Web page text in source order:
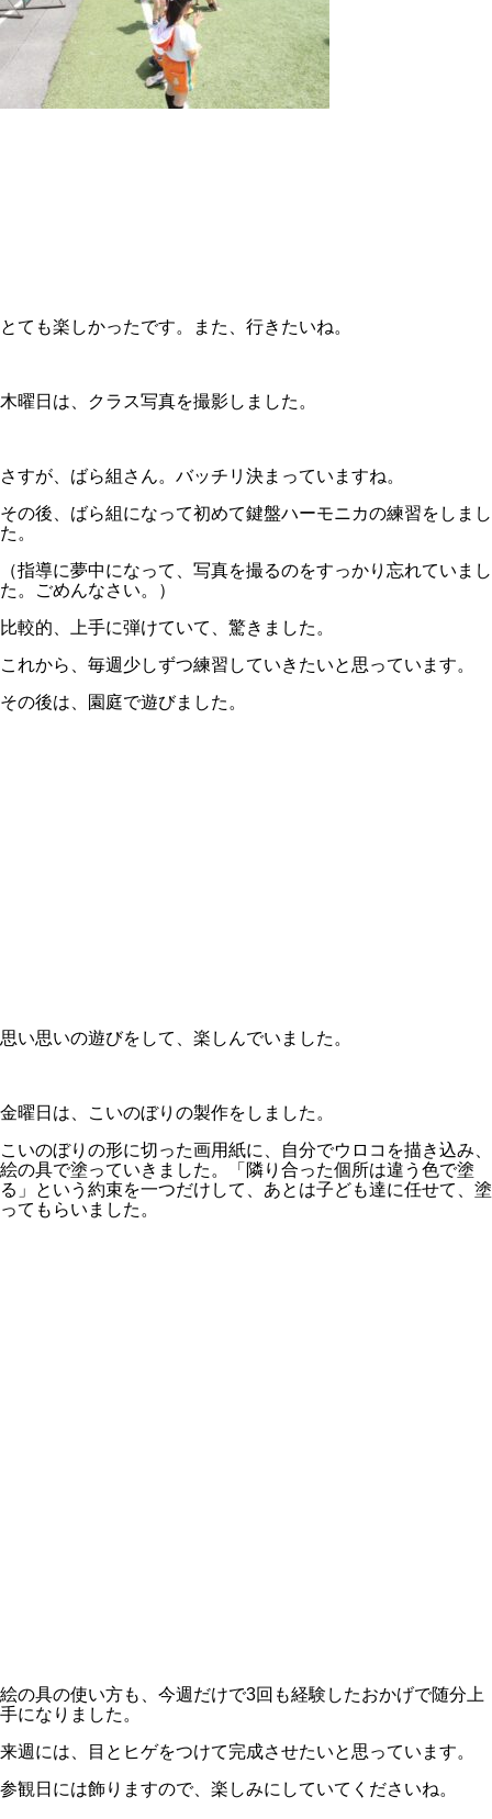
とても楽しかったです。また、行きたいね。
木曜日は、クラス写真を撮影しました。
さすが、ばら組さん。バッチリ決まっていますね。
その後、ばら組になって初めて鍵盤ハーモニカの練習をしまし
た。
（指導に夢中になって、写真を撮るのをすっかり忘れていまし
た。ごめんなさい。）
比較的、上手に弾けていて、驚きました。
これから、毎週少しずつ練習していきたいと思っています。
その後は、園庭で遊びました。
思い思いの遊びをして、楽しんでいました。
金曜日は、こいのぼりの製作をしました。
こいのぼりの形に切った画用紙に、自分でウロコを描き込み、
絵の具で塗っていきました。「隣り合った個所は違う色で塗
る」という約束を一つだけして、あとは子ども達に任せて、塗
ってもらいました。
絵の具の使い方も、今週だけで3回も経験したおかげで随分上
手になりました。
来週には、目とヒゲをつけて完成させたいと思っています。
参観日には飾りますので、楽しみにしていてくださいね。